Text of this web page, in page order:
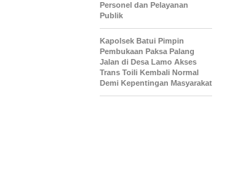
Personel dan Pelayanan
Publik
Kapolsek Batui Pimpin
Pembukaan Paksa Palang
Jalan di Desa Lamo Akses
Trans Toili Kembali Normal
Demi Kepentingan Masyarakat